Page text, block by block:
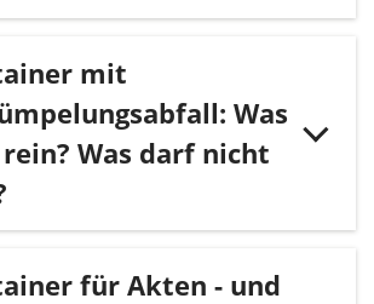
mit
Was
Was darf nicht
für Akten - und